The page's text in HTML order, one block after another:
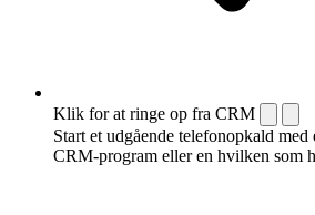
Klik for at ringe op fra CRM
Start et udgående telefonopkald
CRM-program eller en hvilken som